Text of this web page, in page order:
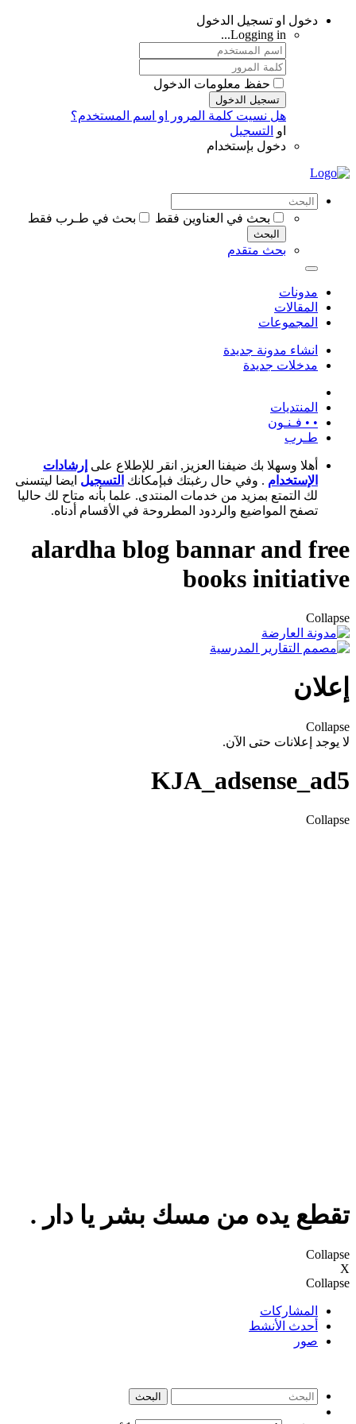
دخول او تسجيل الدخول
Logging in...
حفظ معلومات الدخول
تسجيل الدخول
هل نسيت كلمة المرور او اسم المستخدم؟
التسجيل
دخول بإستخدام
بحث في العناوين فقط بحث في طـرب فقط
البحث
بحث متقدم
مدونات
المقالات
المجموعات
انشاء مدونة جديدة
مدخلات جديدة
المنتديات
• • فـنـون
طـرب
أهلا وسهلا بك ضيفنا العزيز, انقر للإطلاع علىإرشادات
الإستخدام. وفي حال رغبتك فبإمكانكالتسجيلايضا ليتسنى
لك التمتع بمزيد من خدمات المنتدى. علما بأنه متاح لك حاليا
تصفح المواضيع والردود المطروحة في الأقسام أدناه.
alardha blog bannar and
books
إعلانات حتى الآن.
يده من مسك بشر يا دار .
المشاركات
أحدث الأنشط
صور
البحث